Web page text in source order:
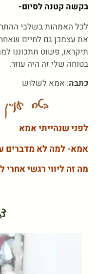
בקשה קטנה לסיום-
לכל האמהות בשלבי
את עצמכן גם לחיים
תיקראו, פשוט תתכוננו
בטוחה שלי זה היה עוזר.
כתבה: אמא לשלוש
בטח
לפני שנהייתי אמא
אמא- למה לא מדברים
מה זה ליווי רגשי אחרי